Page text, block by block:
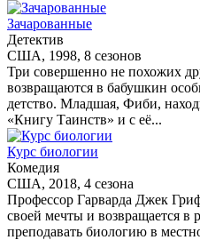
Зачарованные
Детектив
США, 1998, 8 сезонов
Три совершенно не похожих
возвращаются в бабушкин
детство. Младшая, Фиби,
«Книгу Таинств» и с её...
Курс биологии
Комедия
США, 2018, 4 сезона
Профессор Гарварда Джек
своей мечты и возвращается
преподавать биологию в